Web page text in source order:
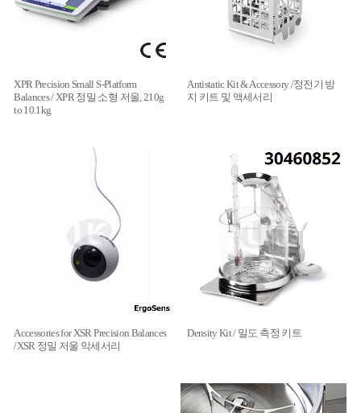
XPR Precision Small S-Platform
Balances / XPR 정밀 소형 저울, 210g
to 10.1kg
Antistatic Kit & Accessory /정전기 방
지 키트 및 액세서리
Accessories for XSR Precision Balances
/XSR 정밀 저울 악세서리
Density Kit / 밀도 측정 키트